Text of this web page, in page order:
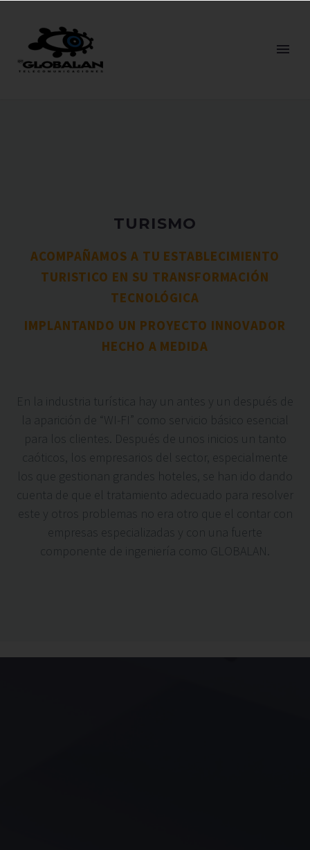
TURISMO
ACOMPAÑAMOS A TU ESTABLECIMIENTO
TURISTICO EN SU TRANSFORMACIÓN
TECNOLÓGICA
IMPLANTANDO UN PROYECTO INNOVADOR
HECHO A MEDIDA
En la industria turística hay un antes y un después de
la aparición de “WI-FI” como servicio básico esencial
para los clientes. Después de unos inicios un tanto
caóticos, los empresarios del sector, especialmente
los que gestionan grandes hoteles, se han ido dando
cuenta de que el tratamiento adecuado para resolver
este y otros problemas no era otro que el contar con
empresas especializadas y con una fuerte
componente de ingeniería como GLOBALAN.